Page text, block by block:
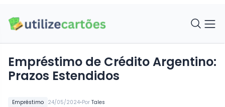
Empréstimo 24/05/2024•Por Tales
Empréstimo de Crédito Argentino:
Prazos Estendidos